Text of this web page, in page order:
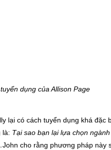
dụng của Allison Page
lại có cách tuyển dụng khá đặc
là: Tại sao bạn lại lựa chọn
John cho rằng phương pháp này